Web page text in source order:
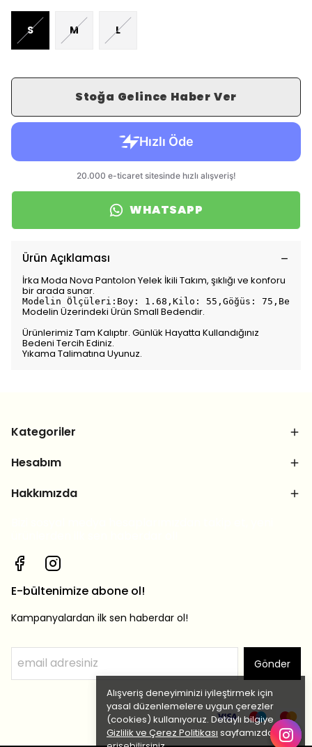
Alışveriş deneyiminizi iyileştirmek için
yasal düzenlemelere uygun çerezler
(cookies) kullanıyoruz. Detaylı bilgiye
Gizlilik ve Çerez Politikası sayfamızdan
S M L
Stoğa Gelince Haber Ver
WHATSAPP
Ürün Açıklaması
İrka Moda Nova Pantolon Yelek İkili Takım, şıklığı ve konforu
bir arada sunar.
Modelin Ölçüleri:Boy: 1.68,Kilo: 55,Göğüs: 75,Bel:
Modelin Üzerindeki Ürün Small Bedendir.
Ürünlerimiz Tam Kalıptır. Günlük Hayatta Kullandığınız
Bedeni Tercih Ediniz.
Yıkama Talimatına Uyunuz.
Kategoriler
Hesabım
Hakkımızda
E-bültenimize abone ol!
Kampanyalardan ilk sen haberdar ol!
Gönder